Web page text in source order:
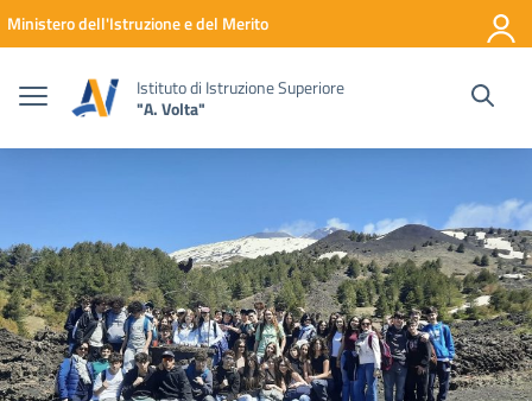
Vai ai contenuti
Vai al menu di navigazione
Vai al footer
Ministero dell'Istruzione e del Merito
Istituto di Istruzione Superiore
"A. Volta"